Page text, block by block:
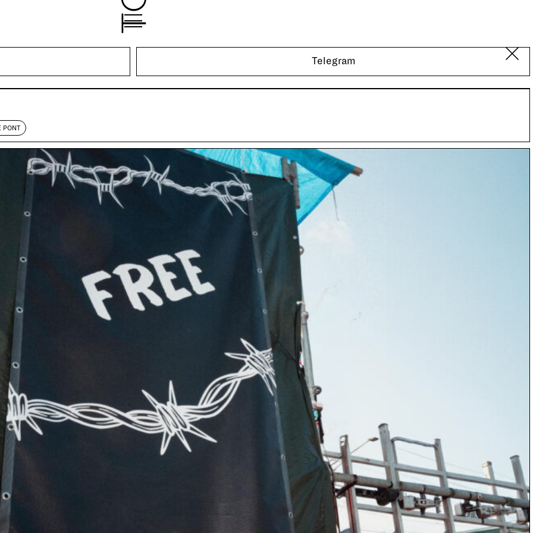
zum Singen nach all den stummen Katastrophen – eine Gartenparty in der Reitschule. Lasst uns das als
in unserem lauschigen Innenhof Konzerte statt.
COLETTE
live
(Nur an der Abendkasse)
Telegram
PONT